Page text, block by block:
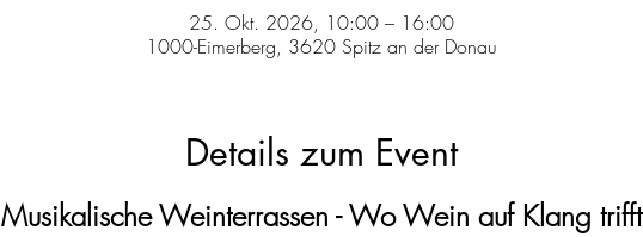
25. Okt. 2026, 10:00 – 16:00
1000-Eimerberg, 3620 Spitz an der Donau
Details zum Event
Musikalische Weinterrassen - Wo Wein auf Klang trifft